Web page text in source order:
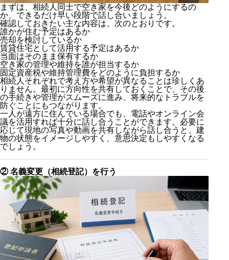
まずは、相続人同士で空き家を今後どのようにするの
か、できるだけ早い段階で話し合いましょう。
確認しておきたい主な内容は、次のとおりです。
誰かが住む予定はあるか
売却を検討しているか
賃貸住宅として活用する予定はあるか
当面はそのまま保有するか
空き家の管理や維持を誰が担当するか
固定資産税や維持管理費をどのように負担するか
相続人それぞれで考え方や希望が異なることは珍しくあ
りません。最初に方向性を共有しておくことで、その後
の手続きや管理がスムーズに進み、将来的なトラブルを
防ぐことにもつながります。
一人が遠方に住んでいる場合でも、電話やオンライン会
議を活用すれば十分に話し合うことができます。必要に
応じて現地の写真や動画を共有しながら話し合うと、建
物の状態をイメージしやすく、意思決定もしやすくなる
でしょう。
② 名義変更（相続登記）を行う